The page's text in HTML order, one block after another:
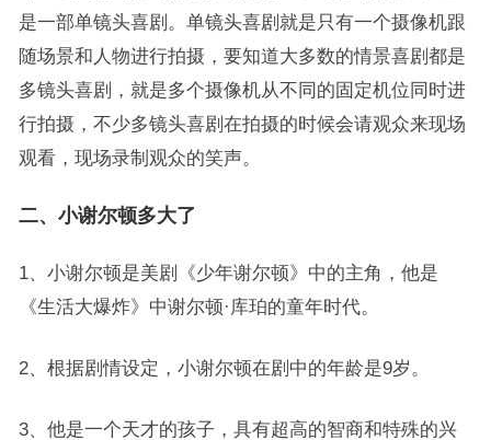
是一部单镜头喜剧。单镜头喜剧就是只有一个摄像机跟
随场景和人物进行拍摄，要知道大多数的情景喜剧都是
多镜头喜剧，就是多个摄像机从不同的固定机位同时进
行拍摄，不少多镜头喜剧在拍摄的时候会请观众来现场
观看，现场录制观众的笑声。
二、小谢尔顿多大了
1、小谢尔顿是美剧《少年谢尔顿》中的主角，他是
《生活大爆炸》中谢尔顿·库珀的童年时代。
2、根据剧情设定，小谢尔顿在剧中的年龄是9岁。
3、他是一个天才的孩子，具有超高的智商和特殊的兴